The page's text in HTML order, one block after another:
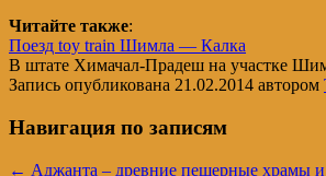
Читайте также:
Поезд toy train Шимла — Калка
В штате Химачал-Прадеш на участке
Запись опубликована 21.02.2014 автором
Навигация по записям
← Аджанта – древние пещерные храмы